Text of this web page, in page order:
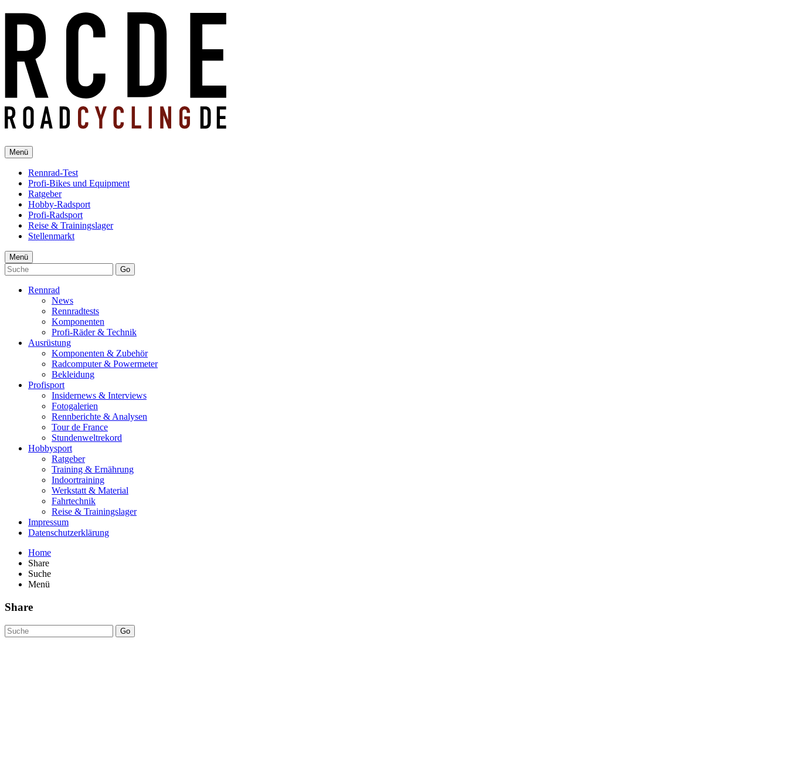
Menü
Rennrad-Test
Profi-Bikes und Equipment
Ratgeber
Hobby-Radsport
Profi-Radsport
Reise & Trainingslager
Stellenmarkt
Menü
Go
Rennrad
News
Rennradtests
Komponenten
Profi-Räder & Technik
Ausrüstung
Komponenten & Zubehör
Radcomputer & Powermeter
Bekleidung
Profisport
Insidernews & Interviews
Fotogalerien
Rennberichte & Analysen
Tour de France
Stundenweltrekord
Hobbysport
Ratgeber
Training & Ernährung
Indoortraining
Werkstatt & Material
Fahrtechnik
Reise & Trainingslager
Impressum
Datenschutzerklärung
Home
Share
Suche
Menü
Share
Go